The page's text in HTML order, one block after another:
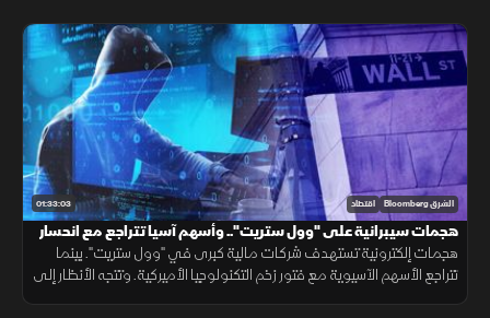
01:33:03 الشرق Bloomberg اقتصاد
هجمات سيبرانية على "وول ستريت".. وأسهم آسيا تتراجع مع انحسار
زخم التكنولوجيا
هجمات إلكترونية تستهدف شركات مالية كبرى في "وول ستريت". بينما
تتراجع الأسهم الآسيوية مع فتور زخم التكنولوجيا الأميركية. وتتجه الأنظار إلى